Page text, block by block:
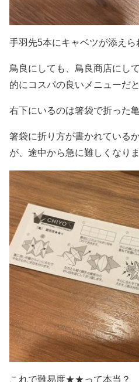
手羽先5本にキャベツが添えら
鳥良にしても、鳥良商店にし
的にコスパの良いメニューだ
右下にいるのは箸袋で折った亀
箸袋に折り方が書かれている
が、途中から急に難しくなりま
これで難易度★★って本当？